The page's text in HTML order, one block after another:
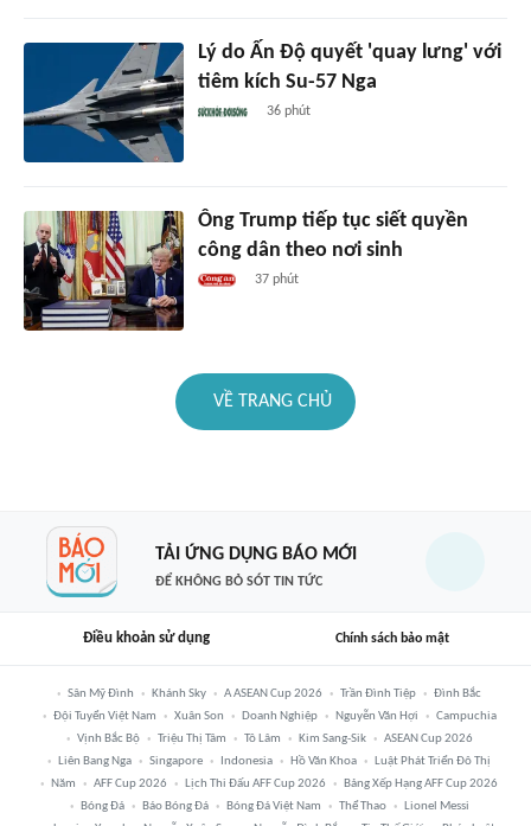
Lý do Ấn Độ quyết 'quay lưng' với
tiêm kích Su-57 Nga
36 phút
Ông Trump tiếp tục siết quyền
công dân theo nơi sinh
37 phút
VỀ TRANG CHỦ
TẢI ỨNG DỤNG BÁO MỚI
ĐỂ KHÔNG BỎ SÓT TIN TỨC
Điều khoản sử dụng Chính sách bảo mật
Sân Mỹ Đình Khánh Sky A ASEAN Cup 2026 Trần Đình Tiệp
Đình Bắc
Đội Tuyển Việt Nam
Xuân Son Doanh Nghiệp Nguyễn Văn Hợi
Campuchia
Vịnh Bắc Bộ
Triệu Thị Tâm Tô Lâm Kim Sang-Sik
ASEAN Cup 2026
Liên Bang Nga
Singapore Indonesia Hồ Văn Khoa
Luật Phát Triển Đô Thị
Năm
AFF Cup 2026 Lịch Thi Đấu AFF Cup 2026
Bảng Xếp Hạng AFF Cup 2026
Bóng Đá
Báo Bóng Đá Bóng Đá Việt Nam Thể Thao
Lionel Messi